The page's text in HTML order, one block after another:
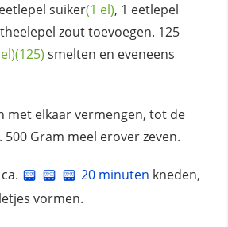
suiker(1 el), 1 eetlepel
zout toevoegen. 125
(125) smelten en eveneens
met elkaar vermengen, tot de
500 Gram meel erover zeven.
ca. 20 minuten kneden,
vormen.